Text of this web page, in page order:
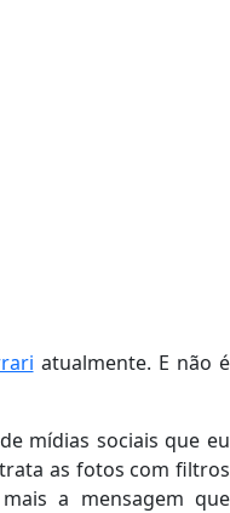
atualmente. E não é
mídias sociais que eu
as fotos com filtros
a mensagem que